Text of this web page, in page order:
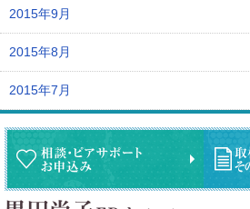
2015年9月
2015年8月
2015年7月